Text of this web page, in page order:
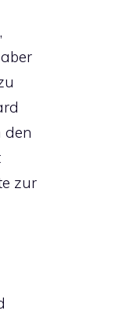
den
zur